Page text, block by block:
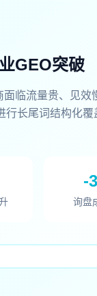
GEO突破
面临流量贵、见效
行长尾词结构化覆
-
询盘